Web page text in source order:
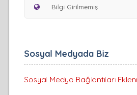
Sosyal Medyada Biz
Sosyal Medya Bağlantıları